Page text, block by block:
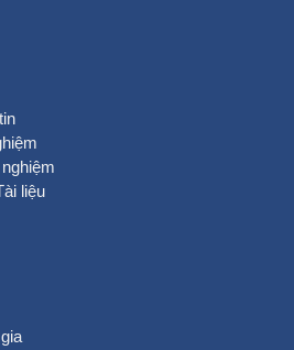
liệu